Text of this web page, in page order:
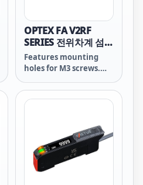
stand-alone type only)
OPTEX FA V2RF
SERIES 전위차계 섬유
센서
Features mounting
holes for M3 screws.
amplifier to be
mounted without use
mounting bracket.